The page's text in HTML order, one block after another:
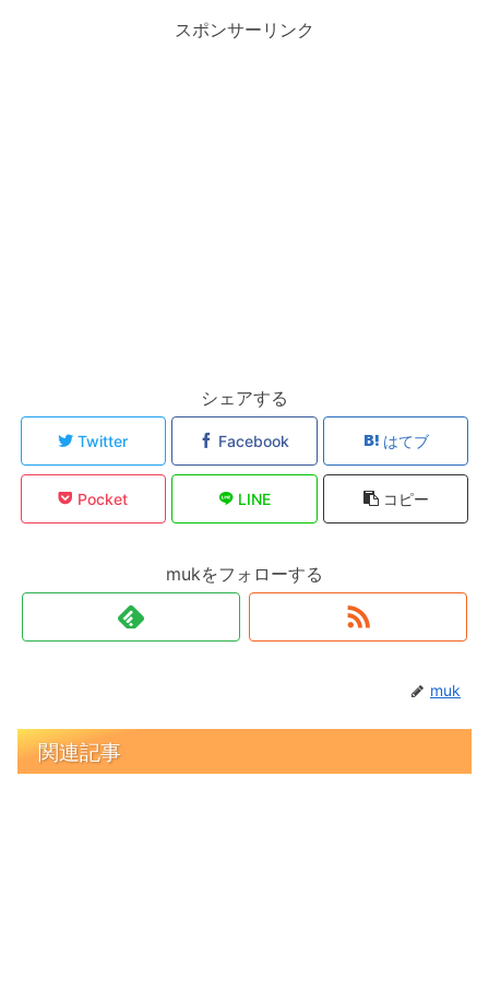
スポンサーリンク
シェアする
Twitter Facebook はてブ
Pocket LINE コピー
mukをフォローする
muk
関連記事